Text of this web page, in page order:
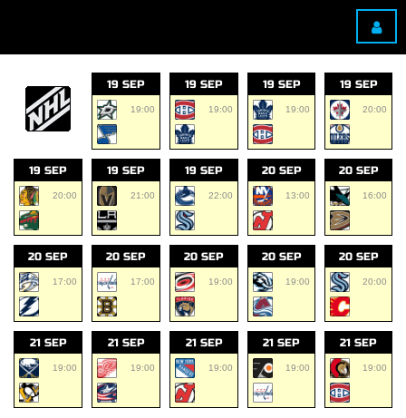
19 SEP
19:00
19 SEP
19:00
19 SEP
19:00
19 SEP
20:00
19 SEP
20:00
19 SEP
21:00
19 SEP
22:00
20 SEP
13:00
20 SEP
16:00
20 SEP
17:00
20 SEP
17:00
20 SEP
19:00
20 SEP
19:00
20 SEP
20:00
21 SEP
19:00
21 SEP
19:00
21 SEP
19:00
21 SEP
19:00
21 SEP
19:00